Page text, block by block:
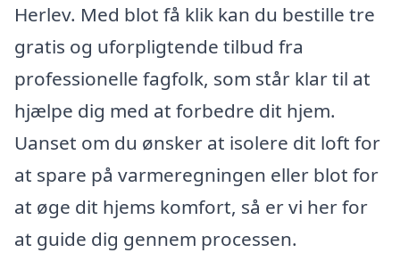
Herlev. Med blot få klik kan du bestille tre
gratis og uforpligtende tilbud fra
professionelle fagfolk, som står klar til at
hjælpe dig med at forbedre dit hjem.
Uanset om du ønsker at isolere dit loft for
at spare på varmeregningen eller blot for
at øge dit hjems komfort, så er vi her for
at guide dig gennem processen.